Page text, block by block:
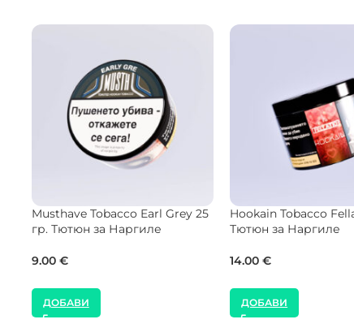
SEBERO Tobacco Black
Watermelon 25 гр. Тютюн за
8.00 €
ДОБАВИ
Hookain Tobacco
50 гр. Тютюн за
14.00€
ДОБАВИ